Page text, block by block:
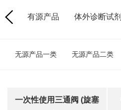
有源产品 体外诊断试剂
无源产品一类 无源产品二类
一次性使用三通阀 (旋塞